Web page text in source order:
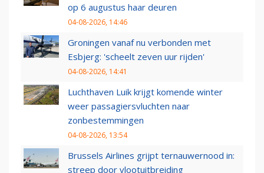
op 6 augustus haar deuren
04-08-2026, 14:46
Groningen vanaf nu verbonden met
Esbjerg: 'scheelt zeven uur rijden'
04-08-2026, 14:41
Luchthaven Luik krijgt komende winter
weer passagiersvluchten naar
zonbestemmingen
04-08-2026, 13:54
Brussels Airlines grijpt ternauwernood in:
streep door vlootuitbreiding